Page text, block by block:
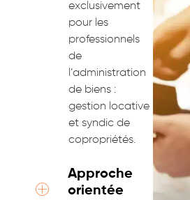
exclusivement
pour les
professionnels
de
l’administration
de biens :
gestion locative
et syndic de
copropriétés.
Approche
orientée